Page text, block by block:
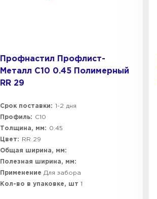
Профнастил Профлист-
Металл C10 0.45 Полимерный
RR 29
Срок поставки: 1-2 дня
Профиль:
C10
Толщина, мм:
0.45
Цвет:
RR 29
Общая ширина, мм:
Полезная ширина, мм:
Применение Для забора
Кол-во в упаковке, шт 1